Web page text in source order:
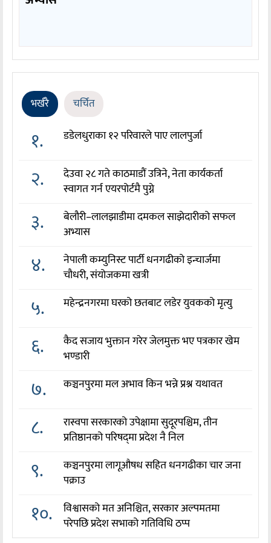
भर्खरै चर्चित
१. डडेलधुराका १२ परिवारले पाए लालपुर्जा
२.
देउवा २८ गते काठमाडौं उत्रिने, नेता कार्यकर्ता
स्वागत गर्न एयरपोर्टमै पुग्ने
३.
बेलौरी–लालझाडीमा दमकल साझेदारीको सफल
अभ्यास
४.
नेपाली कम्युनिस्ट पार्टी धनगढीको इन्चार्जमा
चौधरी, संयोजकमा खत्री
५. महेन्द्रनगरमा घरको छतबाट लडेर युवकको मृत्यु
६.
कैद सजाय भुक्तान गरेर जेलमुक्त भए पत्रकार खेम
भण्डारी
७. कञ्चनपुरमा मल अभाव किन भन्ने प्रश्न यथावत
८.
रास्वपा सरकारको उपेक्षामा सुदूरपश्चिम, तीन
प्रतिष्ठानको परिषद्‌मा प्रदेश नै निल
९.
कञ्चनपुरमा लागूऔषध सहित धनगढीका चार जना
पक्राउ
१०.
विश्वासको मत अनिश्चित, सरकार अल्पमतमा
परेपछि प्रदेश सभाको गतिविधि ठप्प